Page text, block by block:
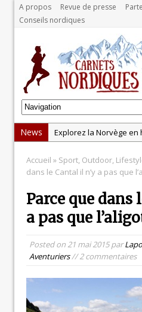
A propos Revue de presse
Conseils nordiques
News
Explorez la Norvège
Test: balance Tanita BC-
Massforce
La récupération, un
Accueil » Sport, Outdoor,
dans le Cantal il n’y a pas que
Parce que dans
a pas que
Posted on 21 mai 2015par
Aventuriers// 2 commentaires